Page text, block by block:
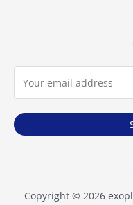
Copyright © 2026